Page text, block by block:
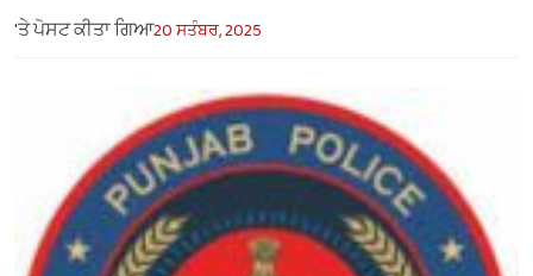
'ਤੇ ਪੋਸਟ ਕੀਤਾ ਗਿਆ20 ਸਤੰਬਰ, 2025